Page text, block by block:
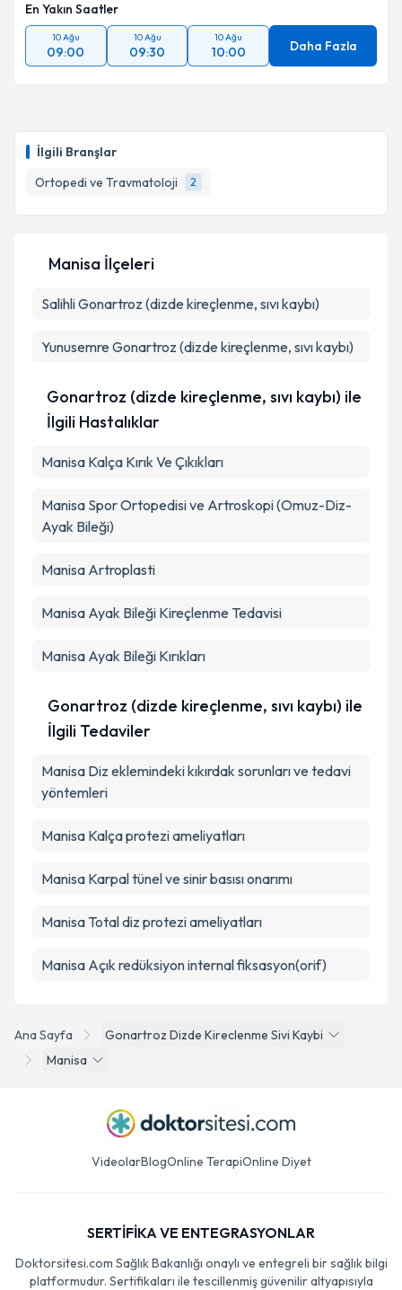
İlgili Branşlar
Ortopedi ve Travmatoloji
2
En Yakın Saatler
10 Ağu
09:00
10 Ağu
09:30
10 Ağu
10:00 Daha Fazla
Ana Sayfa
Gonartroz Dizde Kireclenme Sivi Kaybi
Manisa
Manisa İlçeleri
SalihliGonartroz (dizde kireçlenme, sıvı kaybı)
Yunusemre Gonartroz (dizde kireçlenme, sıvı kaybı)
Gonartroz (dizde kireçlenme, sıvı kaybı) ile
İlgili Hastalıklar
Manisa Kalça Kırık Ve Çıkıkları
Manisa Spor Ortopedisi ve Artroskopi (Omuz-Diz-
Ayak Bileği)
Manisa Artroplasti
Manisa Ayak Bileği Kireçlenme Tedavisi
Manisa Ayak Bileği Kırıkları
Gonartroz (dizde kireçlenme, sıvı kaybı) ile
İlgili Tedaviler
Manisa Diz eklemindeki kıkırdak sorunları ve tedavi
yöntemleri
Manisa Kalça protezi ameliyatları
Manisa Karpal tünel ve sinir basısı onarımı
Manisa Total diz protezi ameliyatları
Manisa Açık redüksiyon internal fiksasyon(orif)
VideolarBlogOnline TerapiOnline Diyet
SERTİFİKA VE ENTEGRASYONLAR
Doktorsitesi.com Sağlık Bakanlığı onaylı ve entegreli bir sağlık bilgi
platformudur. Sertifikaları ile tescillenmiş güvenilir altyapısıyla